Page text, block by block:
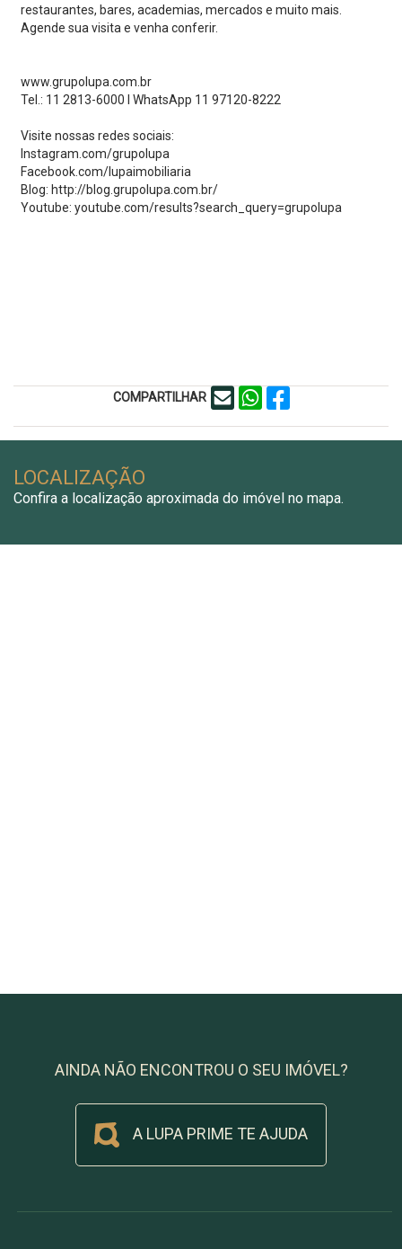
restaurantes, bares, academias, mercados e muito mais.
Agende sua visita e venha conferir.
www.grupolupa.com.br
Tel.: 11 2813-6000 I WhatsApp 11 97120-8222
Visite nossas redes sociais:
Instagram.com/grupolupa
Facebook.com/lupaimobiliaria
Blog: http://blog.grupolupa.com.br/
Youtube: youtube.com/results?search_query=grupolupa
COMPARTILHAR
LOCALIZAÇÃO
Confira a localização aproximada do imóvel no mapa.
AINDA NÃO ENCONTROU O SEU IMÓVEL?
A LUPA PRIME TE AJUDA